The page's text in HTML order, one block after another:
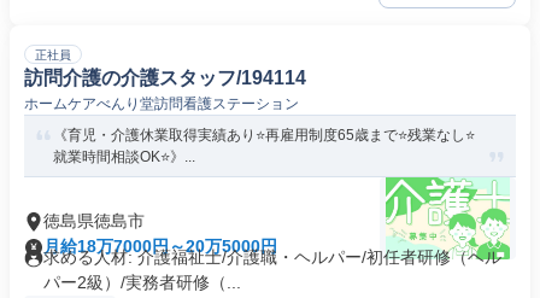
正社員
訪問介護の介護スタッフ/194114
ホームケアべんり堂訪問看護ステーション
《育児・介護休業取得実績あり⭐️再雇用制度65歳まで⭐️残業なし⭐️
就業時間相談OK⭐️》...
徳島県徳島市
月給18万7000円～20万5000円
求める人材: 介護福祉士/介護職・ヘルパー/初任者研修（ヘル
パー2級）/実務者研修（...